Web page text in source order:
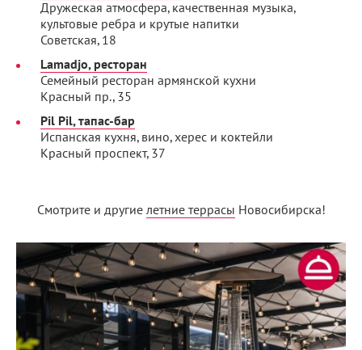
Дружеская атмосфера, качественная музыка,
культовые ребра и крутые напитки
Советская, 18
Lamadjo, ресторан
Семейный ресторан армянской кухни
Красный пр., 35
Pil Pil, тапас-бар
Испанская кухня, вино, херес и коктейли
Красный проспект, 37
Смотрите и другие летние террасы Новосибирска!